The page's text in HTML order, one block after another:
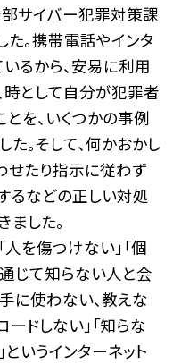
サイバー犯罪対策課
。携帯電話やインタ
るから、安易に利用
時として自分が犯罪者
を、いくつかの事例
。そして、何かおかし
せたり指示に従わず
るなどの正しい対処
した。
人を傷つけない」「個
じて知らない人と会
に使わない、教えな
ードしない」「知らな
いうインターネット